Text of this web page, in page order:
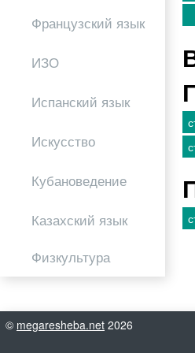
Французский язык
ИЗО
Испанский язык
Искусство
Кубановедение
Казахский язык
Физкультура